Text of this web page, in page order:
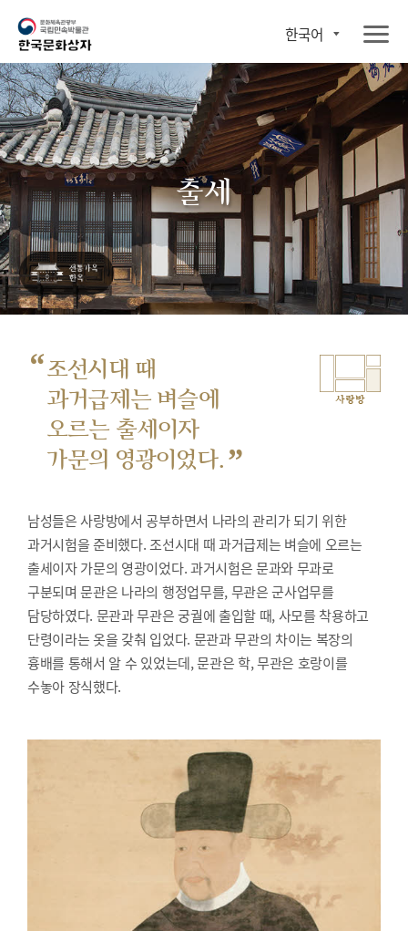
한국어
출세
“조선시대 때
과거급제는 벼슬에
오르는 출세이자
가문의 영광이었다. ”
사랑방
남성들은 사랑방에서 공부하면서 나라의 관리가 되기 위한
과거시험을 준비했다.조선시대 때 과거급제는 벼슬에 오르는
출세이자 가문의 영광이었다. 과거시험은 문과와 무과로
구분되며 문관은 나라의 행정업무를, 무관은 군사업무를
담당하였다. 문관과 무관은 궁궐에 출입할 때, 사모를 착용하고
단령이라는 옷을 갖춰 입었다. 문관과 무관의 차이는 복장의
흉배를 통해서 알 수 있었는데, 문관은 학, 무관은 호랑이를
수놓아 장식했다.